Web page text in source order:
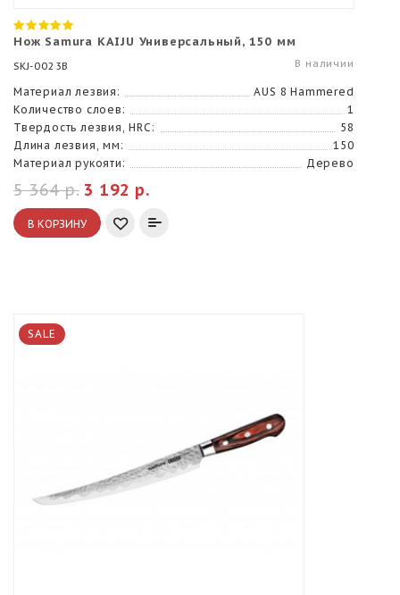
Нож Samura KAIJU Универсальный, 150 мм
SKJ-0023B В наличии
Материал лезвия:
AUS 8 Hammered
Количество слоев:
1
Твердость лезвия, HRC:
58
Длина лезвия, мм:
150
Материал рукояти:
Дерево
3 192 р.
5 364 р.
В КОРЗИНУ
SALE